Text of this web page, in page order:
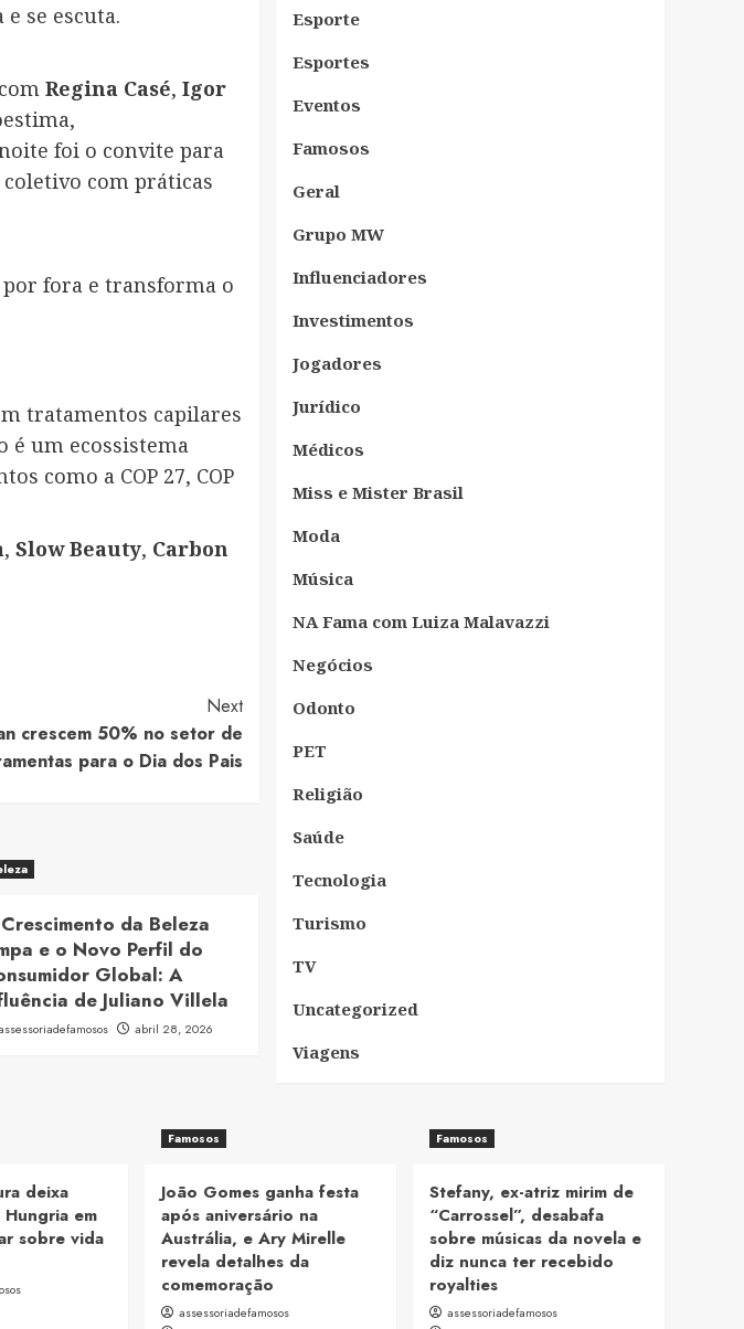
se escuta.
Regina Casé, Igor
foi o convite para
com práticas
por fora e transforma o
tratamentos capilares
é um ecossistema
como a COP 27, COP
, Slow Beauty, Carbon
Next
crescem 50% no setor de
para o Dia dos Pais
da Beleza
e o Novo Perfil do
Global: A
de Juliano Villela
abril 28, 2026
Esporte
Esportes
Eventos
Famosos
Geral
Grupo MW
Influenciadores
Investimentos
Jogadores
Jurídico
Médicos
Miss e Mister Brasil
Moda
Música
NA Fama com Luiza Malavazzi
Negócios
Odonto
PET
Religião
Saúde
Tecnologia
Turismo
TV
Uncategorized
Viagens
deixa
em
sobre vida
Famosos
João Gomes ganha festa
após aniversário na
Austrália, e Ary Mirelle
revela detalhes da
comemoração
assessoriadefamosos
Famosos
Stefany, ex-atriz mirim de
“Carrossel”, desabafa
sobre músicas da novela e
diz nunca ter recebido
royalties
assessoriadefamosos